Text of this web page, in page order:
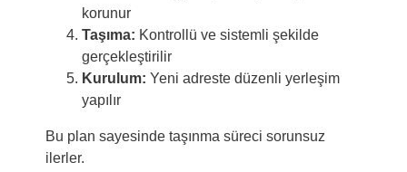
korunur
Taşıma: Kontrollü ve sistemli şekilde
gerçekleştirilir
Kurulum: Yeni adreste düzenli yerleşim
yapılır
Bu plan sayesinde taşınma süreci sorunsuz
ilerler.